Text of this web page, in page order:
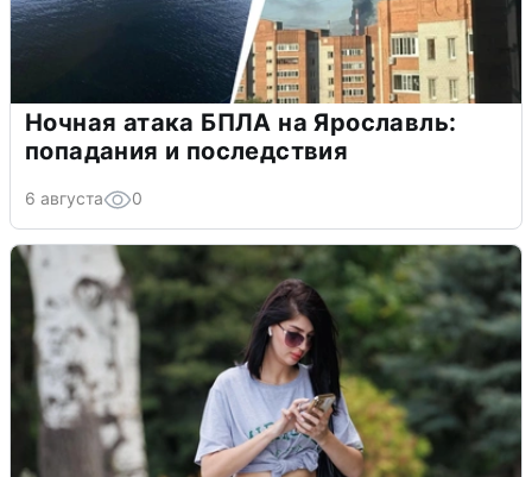
Ночная атака БПЛА на Ярославль:
попадания и последствия
6 августа 0